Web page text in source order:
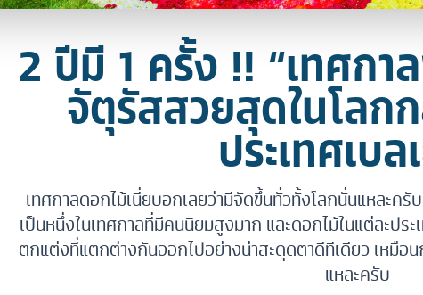
2 ปีมี 1 ครั้ง !! “เทศก
จัตุรัสสวยสุดในโลก
ประเทศเบ
เทศกาลดอกไม้เนี่ยบอกเลยว่ามีจัดขึ้นทั่วทั้งโลกนั่นแหละครับ
เป็นหนึ่งในเทศกาลที่มีคนนิยมสูงมาก และดอกไม้ในแต่ละปร
ตกแต่งที่แตกต่างกันออกไปอย่างน่าสะดุดตาดีทีเดียว เหมือ
แหละครับ